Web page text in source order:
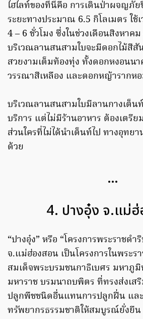
ไฮไลท์ของที่นี่คือ การเดินป่าผจญภั
ระยะทางประมาณ 6.5 กิโลเมตร ใช้
4 – 6 ชั่วโมง ซึ่งในช่วงเดือนสิงหา
บริเวณลานสนสามใบจะมีดอกไม้สีสั
สวยงามเต็มท้องทุ่ง ทั้งดอกหงอนน
วรรณาสีเหลือง และดอกหญ้ารากห
บริเวณลานสนสามใบมีลานกางเต็น
บริการ แต่ไม่มีร้านอาหาร ต้องเตรีย
ส่วนใครที่ไม่ได้นำเต็นท์ไป ทางอุทย
ด้วย
…
4. ปางอุ๋ง จ.แม่
“ปางอุ๋ง” หรือ “โครงการพระราชดำ
จ.แม่ฮ่องสอน เป็นโครงการในพระร
สมเด็จพระบรมชนกาธิเบศร มหาภู
มหาราช บรมนาถบพิตร ที่ทรงส่งเสริ
ปลูกพืชชนิดอื่นแทนการปลูกฝิ่น แ
ทรัพยากรธรรมชาติให้สมบูรณ์ยั่งยืน